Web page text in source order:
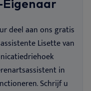
deel aan ons gratis
Lisette van
in
Schrijf u